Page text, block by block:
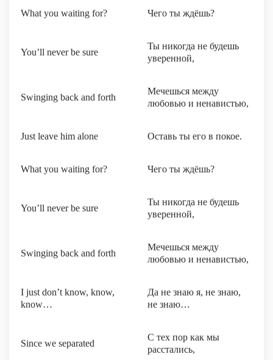
What you waiting for? Чего ты ждёшь?
You’ll never be sure
Ты никогда не будешь
уверенной,
Swinging back and forth
Мечешься между
любовью и ненавистью,
Just leave him alone Оставь ты его в покое.
What you waiting for? Чего ты ждёшь?
You’ll never be sure
Ты никогда не будешь
уверенной,
Swinging back and forth
Мечешься между
любовью и ненавистью,
I just don’t know, know,
know…
Да не знаю я, не знаю,
не знаю…
Since we separated
С тех пор как мы
расстались,